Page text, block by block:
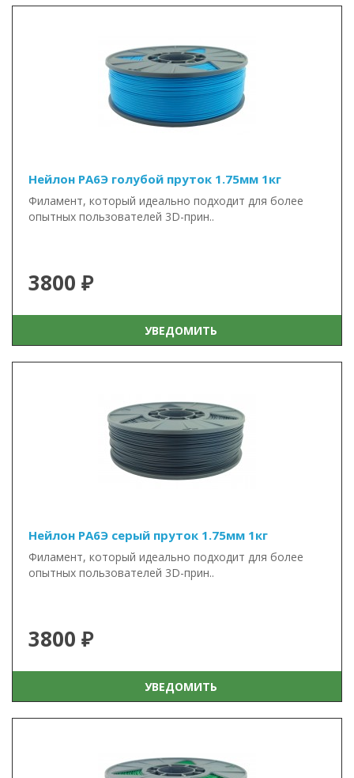
Нейлон PA6Э голубой пруток 1.75мм 1кг
Филамент, который идеально подходит для более
опытных пользователей 3D-прин..
3800 ₽
УВЕДОМИТЬ
Нейлон PA6Э серый пруток 1.75мм 1кг
Филамент, который идеально подходит для более
опытных пользователей 3D-прин..
3800 ₽
УВЕДОМИТЬ